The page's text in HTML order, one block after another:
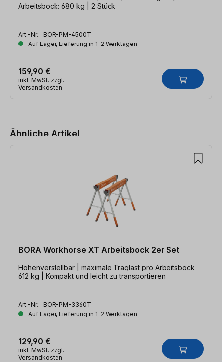
Arbeitsbock: 680 kg | 2 Stück
Art.-Nr.: BOR-PM-4500T
Auf Lager, Lieferung in 1-2 Werktagen
159,90 €
inkl. MwSt. zzgl.
Versandkosten
Ähnliche Artikel
BORA Workhorse XT Arbeitsbock 2er Set
Höhenverstellbar | maximale Traglast pro Arbeitsbock
612 kg | Kompakt und leicht zu transportieren
Art.-Nr.: BOR-PM-3360T
Auf Lager, Lieferung in 1-2 Werktagen
129,90 €
inkl. MwSt. zzgl.
Versandkosten